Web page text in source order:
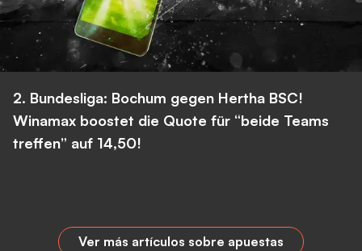
2. Bundesliga: Bochum gegen Hertha BSC!
Winamax boostet die Quote für “beide Teams
treffen” auf 14,50!
Ver más artículos sobre apuestas